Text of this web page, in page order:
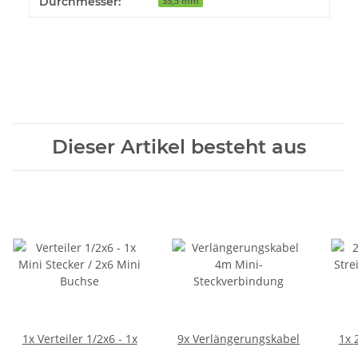
Dieser Artikel besteht aus
1x Verteiler 1/2x6 - 1x 9x Verlängerungskabel 1x